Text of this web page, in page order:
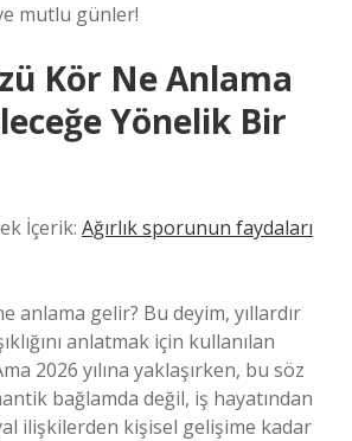
mutlu günler!
Kör Ne Anlama
Yönelik Bir
İçerik: Ağırlık sporunun faydaları
anlama gelir? Bu deyim, yıllardır
anlatmak için kullanılan
2026 yılına yaklaşırken, bu söz
bağlamda değil, iş hayatından
ilişkilerden kişisel gelişime kadar